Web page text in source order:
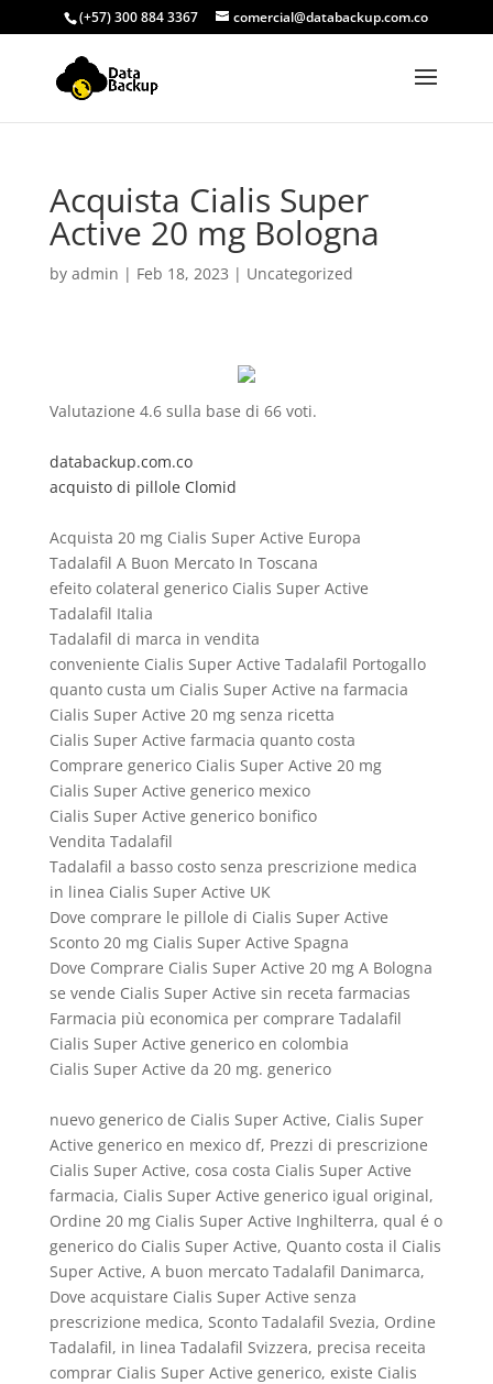
(+57) 300 884 3367 comercial@databackup.com.co
Acquista Cialis Super
Active 20 mg Bologna
by admin | Feb 18, 2023 | Uncategorized
Valutazione 4.6sulla base di 66voti.
databackup.com.co
acquisto di pillole Clomid
Acquista 20 mg Cialis Super Active Europa
Tadalafil A Buon Mercato In Toscana
efeito colateral generico Cialis Super Active
Tadalafil Italia
Tadalafil di marca in vendita
conveniente Cialis Super Active Tadalafil Portogallo
quanto custa um Cialis Super Active na farmacia
Cialis Super Active 20 mg senza ricetta
Cialis Super Active farmacia quanto costa
Comprare generico Cialis Super Active 20 mg
Cialis Super Active generico mexico
Cialis Super Active generico bonifico
Vendita Tadalafil
Tadalafil a basso costo senza prescrizione medica
in linea Cialis Super Active UK
Dove comprare le pillole di Cialis Super Active
Sconto 20 mg Cialis Super Active Spagna
Dove Comprare Cialis Super Active 20 mg A Bologna
se vende Cialis Super Active sin receta farmacias
Farmacia più economica per comprare Tadalafil
Cialis Super Active generico en colombia
Cialis Super Active da 20 mg. generico
nuevo generico de Cialis Super Active, Cialis Super
Active generico en mexico df, Prezzi di prescrizione
Cialis Super Active, cosa costa Cialis Super Active
farmacia, Cialis Super Active generico igual original,
Ordine 20 mg Cialis Super Active Inghilterra, qual é o
generico do Cialis Super Active, Quanto costa il Cialis
Super Active, A buon mercato Tadalafil Danimarca,
Dove acquistare Cialis Super Active senza
prescrizione medica, Sconto Tadalafil Svezia, Ordine
Tadalafil, in linea Tadalafil Svizzera, precisa receita
comprar Cialis Super Active generico, existe Cialis